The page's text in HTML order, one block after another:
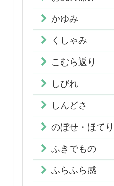
かゆみ
くしゃみ
こむら返り
しびれ
しんどさ
のぼせ・ほてり
ふきでもの
ふらふら感